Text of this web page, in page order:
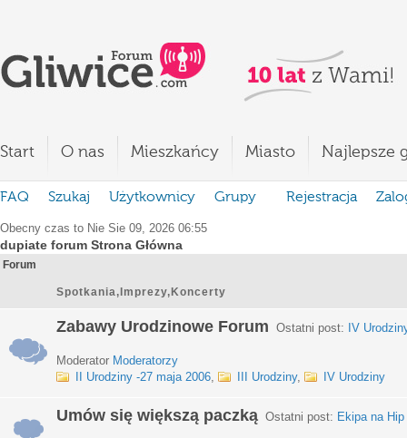
Start O nas Mieszkańcy Miasto Najlepsze
FAQ Szukaj Użytkownicy Grupy Rejestracja
Obecny czas to Nie Sie 09, 2026 06:55
dupiate forum Strona Główna
Forum
Spotkania,Imprezy,Koncerty
Zabawy Urodzinowe Forum Ostatni post: IV
Moderator Moderatorzy
II Urodziny -27 maja 2006, III Urodziny, IV Urodziny
Umów się większą paczką Ostatni post: Ekipa na